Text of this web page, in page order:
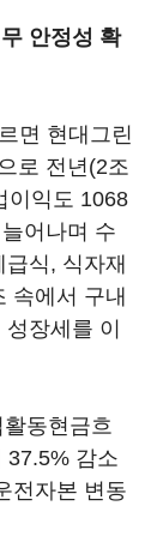
안정성 확
면 현대그린
로 전년(2조
이익도 1068
어나며 수
식, 식자재
속에서 구내
장세를 이
동현금흐
37.5% 감소
전자본 변동